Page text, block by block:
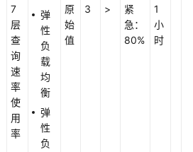
7
层
查
询
速
率
使
用
率
弹
性
负
载
均
衡
弹
性
负
原
始
值
3 >
紧
急：
80%
1
小
时